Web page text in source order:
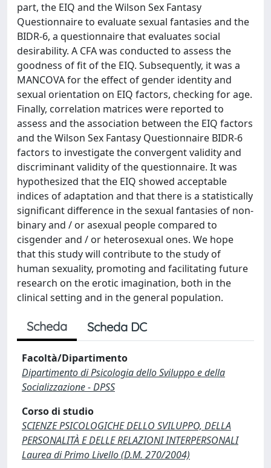
part, the EIQ and the Wilson Sex Fantasy
Questionnaire to evaluate sexual fantasies and the
BIDR-6, a questionnaire that evaluates social
desirability. A CFA was conducted to assess the
goodness of fit of the EIQ. Subsequently, it was a
MANCOVA for the effect of gender identity and
sexual orientation on EIQ factors, checking for age.
Finally, correlation matrices were reported to
assess and the association between the EIQ factors
and the Wilson Sex Fantasy Questionnaire BIDR-6
factors to investigate the convergent validity and
discriminant validity of the questionnaire. It was
hypothesized that the EIQ showed acceptable
indices of adaptation and that there is a statistically
significant difference in the sexual fantasies of non-
binary and / or asexual people compared to
cisgender and / or heterosexual ones. We hope
that this study will contribute to the study of
human sexuality, promoting and facilitating future
research on the erotic imagination, both in the
clinical setting and in the general population.
Scheda Scheda DC
Facoltà/Dipartimento
Dipartimento di Psicologia dello Sviluppo e della
Socializzazione - DPSS
Corso di studio
SCIENZE PSICOLOGICHE DELLO SVILUPPO, DELLA
PERSONALITÀ E DELLE RELAZIONI INTERPERSONALI
Laurea di Primo Livello (D.M. 270/2004)